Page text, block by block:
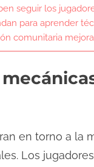
seguir los
para aprender
comunitaria
en torno a la
Los